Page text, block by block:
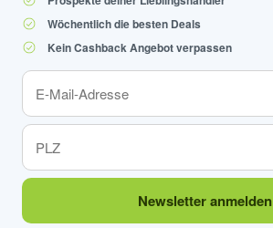
Wöchentlich die besten Deals
Kein Cashback Angebot verpassen
Newsletter anmelden